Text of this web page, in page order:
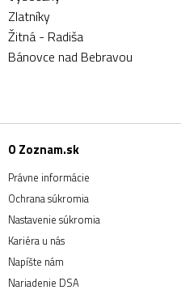
Zlatníky
Žitná - Radiša
Bánovce nad Bebravou
O Zoznam.sk
Právne informácie
Ochrana súkromia
Nastavenie súkromia
Kariéra u nás
Napíšte nám
Nariadenie DSA